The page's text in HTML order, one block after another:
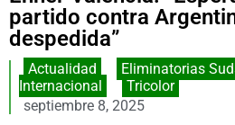
partido contra
despedida”
Actualidad Eliminatorias
Internacional
Tricolor
septiembre 8, 2025